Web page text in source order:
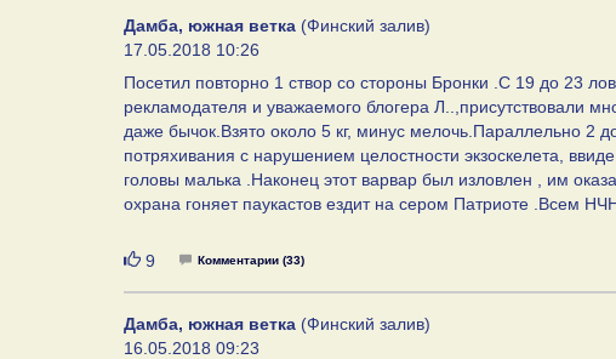
Дамба, южная ветка (Финский залив)
17.05.2018 10:26
Посетил повторно 1 створ со стороны Бронки .С 19 до 23
рекламодателя и уважаемого блогера Л..,присутствовали
даже бычок.Взято около 5 кг, минус мелочь.Параллельно 2
потряхивания с нарушением целостности экзоскелета,
головы малька .Наконец этот варвар был изловлен , им
охрана гоняет паукастов ездит на сером Патриоте .Всем
Нравится
9 Комментарии (33)
Дамба, южная ветка (Финский залив)
16.05.2018 09:23